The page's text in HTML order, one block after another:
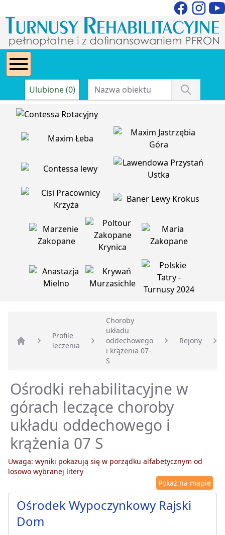
Ulubione (0)
Strona główna
Profile
leczenia
Choroby
układu
oddechowego
i krążenia 07-
S
Rejony
Ośrodki rehabilitacyjne w
górach leczące choroby
układu oddechowego i
krążenia 07 S
Uwaga: wyniki pokazują się w porządku alfabetycznym od
losowo wybranej litery
Pokaż na mapie
Ośrodek Wypoczynkowy Rajski
Dom